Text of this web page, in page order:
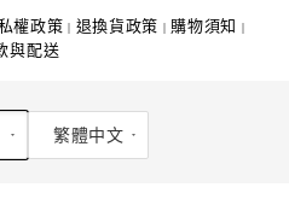
權政策 | 退換貨政策 | 購物須知 |
與配送